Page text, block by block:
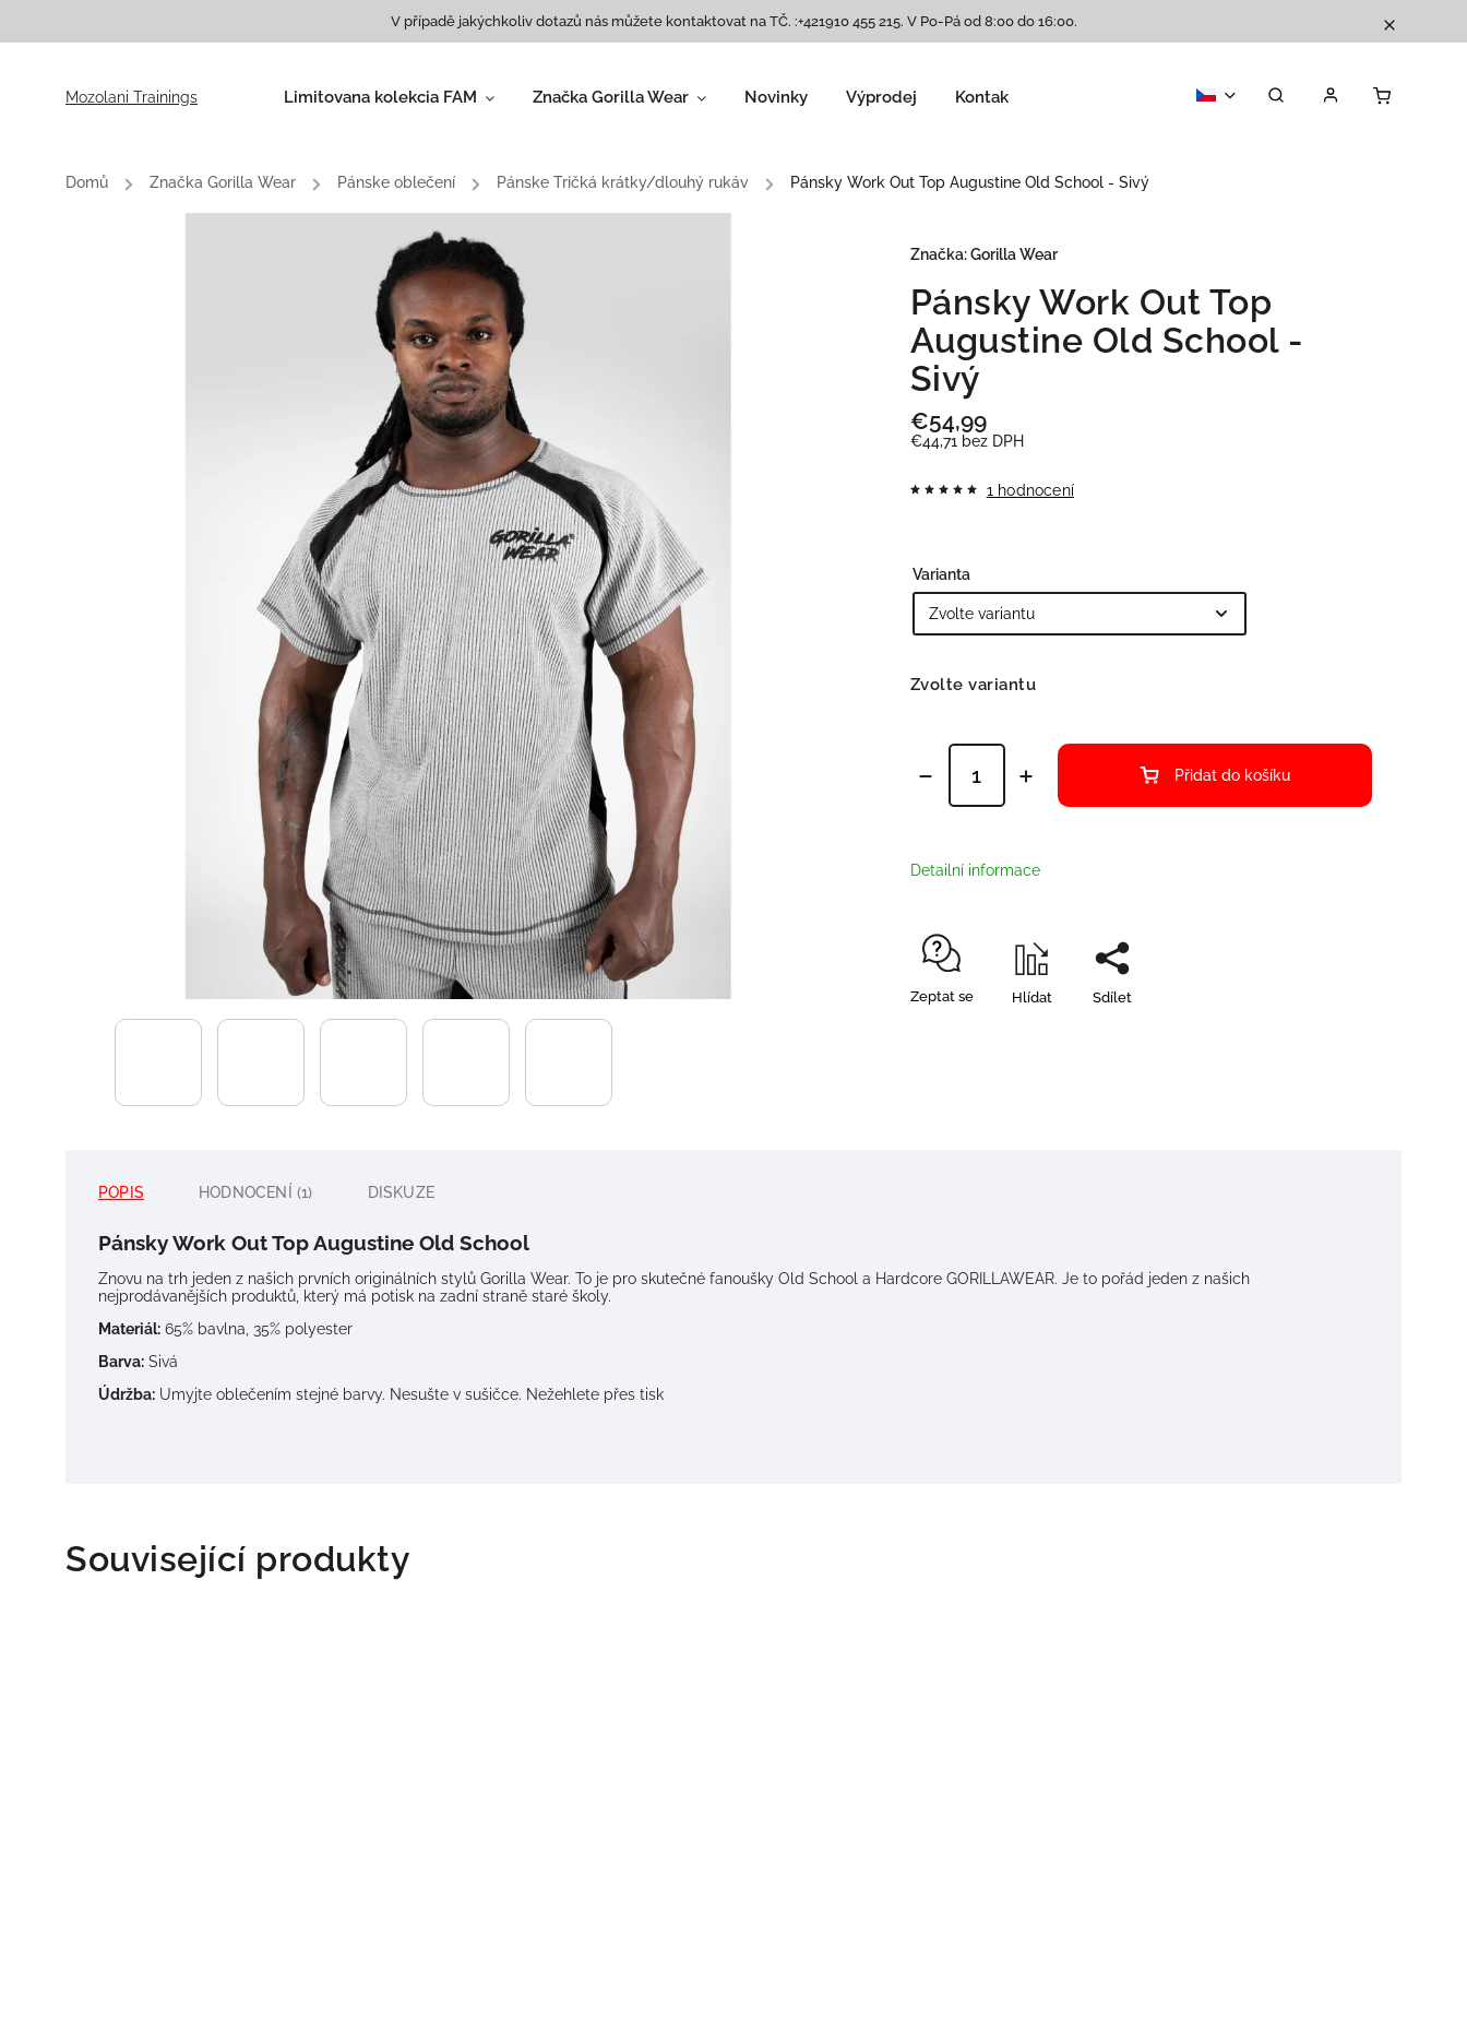
V případě jakýchkoliv dotazů nás můžete kontaktovat na TČ. :+421910 455 215. V Po-Pá od 8:00 do 16:00.
Mozolani Trainings Limitovana kolekcia FAM
Mikiny
Značka Gorilla Wear
Legíny ,
krátky/dlouhý rukáv
Bundy a mikiny
Tepláky/legíny
Šortky,
Obuv,
Doplňky
Bojové sporty
Novinky Výprodej Kontakty
Domů / Značka Gorilla Wear / Pánske oblečení / Pánske Tričká krátky/dlouhý rukáv / Pánsky Work Out Top Augustine Old School - Sivý
Pánsky Work Out Top
Augustine Old School -
Sivý
€54,99
€44,71 bez DPH
1 hodnocení
Značka:Gorilla Wear
Varianta
Zvolte variantu
Přidat do košíku
Detailní informace
Zeptat se Hlídat Sdílet
POPIS HODNOCENÍ (1) DISKUZE
Pánsky Work Out Top Augustine Old School
Znovu na trh jeden z našich prvních originálních stylů Gorilla Wear. To je pro skutečné fanoušky Old School a Hardcore GORILLAWEAR. Je to pořád jeden z našich
nejprodávanějších produktů, který má potisk na zadní straně staré školy.
Materiál: 65% bavlna, 35% polyester
Barva: Sivá
Údržba: Umyjte oblečením stejné barvy. Nesušte v sušičce. Nežehlete přes tisk
Související produkty